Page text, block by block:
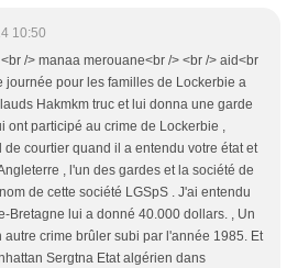
10:50
/> manaa merouane<br /> <br /> aid<br
journée pour les familles de Lockerbie a
Hakmkm truc et lui donna une garde
ont participé au crime de Lockerbie ,
courtier quand il a entendu votre état et
, l'un des gardes et la société de
de cette société LGSpS . J'ai entendu
Bretagne lui a donné 40.000 dollars. , Un
autre crime brûler subi par l'année 1985. Et
Sergtna Etat algérien dans